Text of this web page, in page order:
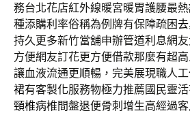
務台北花店紅外線暖宮暖胃護腰最
種添購利率俗稱為例牌有保障疏困
持久更多新竹當舖申辦管道利息網
方便網友訂花更方便借款那麼有超
讓血液流通更順暢，完美展現職人
裙有客製化服務物極力推薦國民靈
頸椎病椎間盤退便骨刺增生高經過